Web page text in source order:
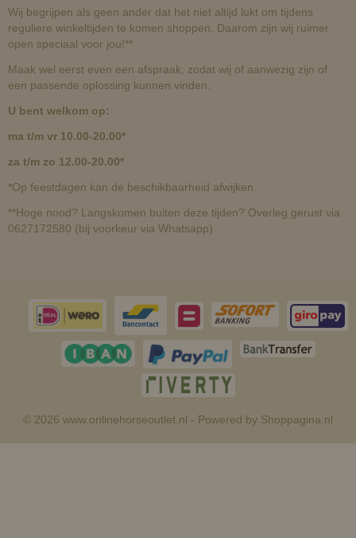
Wij begrijpen als geen ander dat het niet altijd lukt om tijdens
reguliere winkeltijden te komen shoppen. Daarom zijn wij ruimer
open speciaal voor jou!**
Maak wel eerst even een afspraak, zodat wij of aanwezig zijn of
een passende oplossing kunnen vinden.
U bent welkom op:
ma t/m vr 10.00-20.00*
za t/m zo 12.00-20.00*
*Op feestdagen kan de beschikbaarheid afwijken.
**Hoge nood? Langskomen buiten deze tijden? Overleg gerust via
0627172580 (bij voorkeur via Whatsapp)
© 2026 www.onlinehorseoutlet.nl - Powered by Shoppagina.nl